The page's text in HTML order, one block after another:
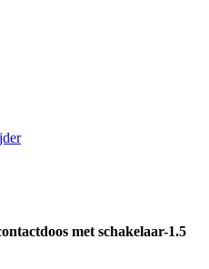
met schakelaar-1.5